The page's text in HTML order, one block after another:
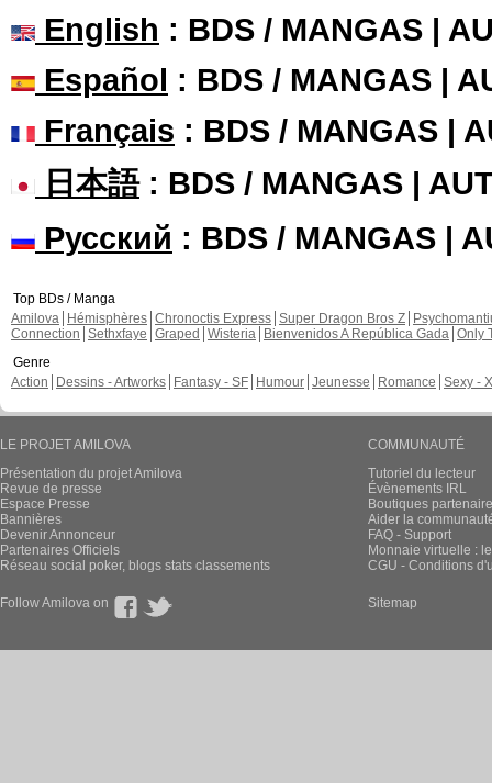
English : BDS / MANGAS |
Español : BDS / MANGAS |
Français : BDS / MANGAS |
日本語: BDS / MANGAS |
Русский : BDS / MANGAS |
Top BDs / Manga
Amilova
Hémisphères Chronoctis Express Super Dragon Bros Z
Connection Sethxfaye Graped Wisteria Bienvenidos A República Gada Only
Genre
Action
Dessins - Artworks Fantasy - SF Humour Jeunesse Romance Sexy -
LE PROJET AMILOVA
Présentation du projet Amilova
Revue de presse
Espace Presse
Bannières
Devenir Annonceur
Partenaires Officiels
Réseau social poker, blogs stats classements
COMMUNAUTÉ
Tutoriel du lecteur
Évènements IRL
Boutiques
Aider la
FAQ - Support
Monnaie virtuelle :
CGU - Conditions
Follow Amilova on Sitemap